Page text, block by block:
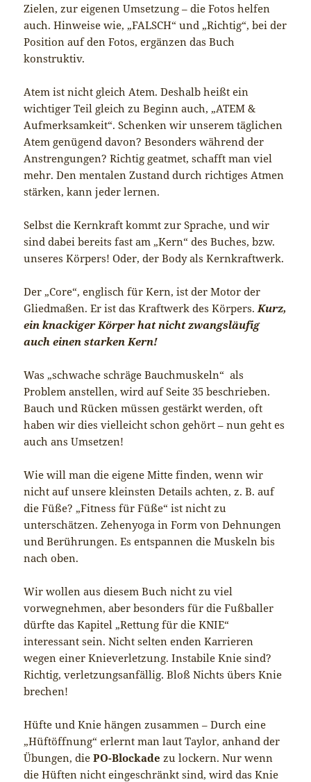
Zielen, zur eigenen Umsetzung – die Fotos helfen
auch. Hinweise wie, „FALSCH“ und „Richtig“, bei der
Position auf den Fotos, ergänzen das Buch
konstruktiv.
Atem ist nicht gleich Atem. Deshalb heißt ein
wichtiger Teil gleich zu Beginn auch, „ATEM &
Aufmerksamkeit“. Schenken wir unserem täglichen
Atem genügend davon? Besonders während der
Anstrengungen? Richtig geatmet, schafft man viel
mehr. Den mentalen Zustand durch richtiges Atmen
stärken, kann jeder lernen.
Selbst die Kernkraft kommt zur Sprache, und wir
sind dabei bereits fast am „Kern“ des Buches, bzw.
unseres Körpers! Oder, der Body als Kernkraftwerk.
Der „Core“, englisch für Kern, ist der Motor der
Gliedmaßen. Er ist das Kraftwerk des Körpers. Kurz,
ein knackiger Körper hat nicht zwangsläufig
auch einen starken Kern!
Was „schwache schräge Bauchmuskeln“ als
Problem anstellen, wird auf Seite 35 beschrieben.
Bauch und Rücken müssen gestärkt werden, oft
haben wir dies vielleicht schon gehört – nun geht es
auch ans Umsetzen!
Wie will man die eigene Mitte finden, wenn wir
nicht auf unsere kleinsten Details achten, z. B. auf
die Füße? „Fitness für Füße“ ist nicht zu
unterschätzen. Zehenyoga in Form von Dehnungen
und Berührungen. Es entspannen die Muskeln bis
nach oben.
Wir wollen aus diesem Buch nicht zu viel
vorwegnehmen, aber besonders für die Fußballer
dürfte das Kapitel „Rettung für die KNIE“
interessant sein. Nicht selten enden Karrieren
wegen einer Knieverletzung. Instabile Knie sind?
Richtig, verletzungsanfällig. Bloß Nichts übers Knie
brechen!
Hüfte und Knie hängen zusammen – Durch eine
„Hüftöffnung“ erlernt man laut Taylor, anhand der
Übungen, diePO-Blockade zu lockern. Nur wenn
die Hüften nicht eingeschränkt sind, wird das Knie